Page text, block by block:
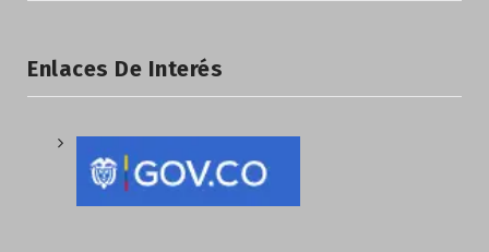
Enlaces De Interés